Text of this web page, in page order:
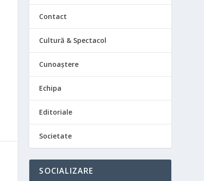
Contact
Cultură & Spectacol
Cunoaștere
Echipa
Editoriale
Societate
SOCIALIZARE